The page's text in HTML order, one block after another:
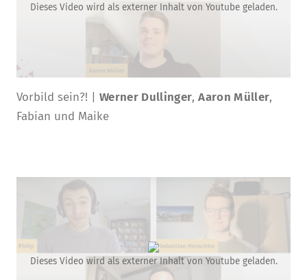
Dieses Video wird als externer Inhalt von Youtube geladen.
Vorbild sein?! | Werner Dullinger,Aaron Müller,
Fabian und Maike
Dieses Video wird als externer Inhalt von Youtube geladen.